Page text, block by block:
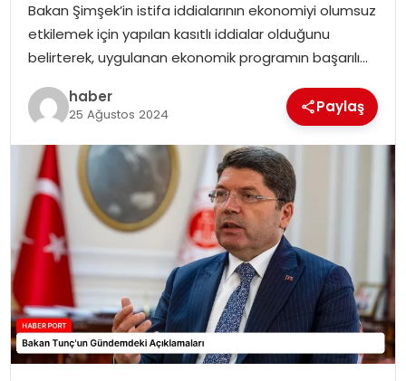
OTOMOBIL
TEKNOLOJI
EKONOMI
Bakan Şimşek’in istifa iddialarının ekonomiyi olumsuz
etkilemek için yapılan kasıtlı iddialar olduğunu
belirterek, uygulanan ekonomik programın başarılı…
haber
25 Ağustos 2024 Paylaş